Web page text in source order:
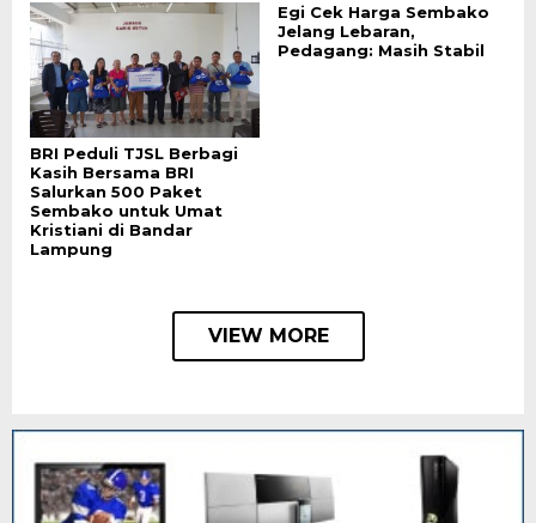
BRI Peduli TJSL Berbagi
Kasih Bersama BRI
Salurkan 500 Paket
Sembako untuk Umat
Kristiani di Bandar
Lampung
Egi Cek Harga Sembako
Jelang Lebaran,
Pedagang: Masih Stabil
VIEW MORE